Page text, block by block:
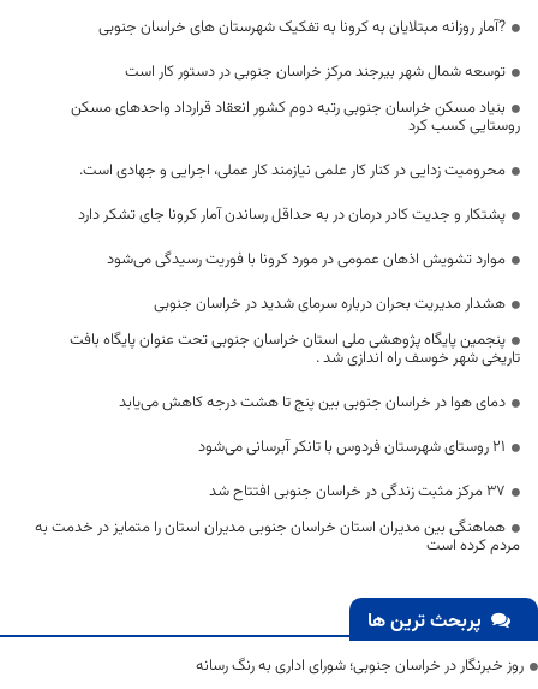
?آمار روزانه مبتلایان به کرونا به تفکیک شهرستان های خراسان جنوبی
توسعه شمال شهر بیرجند مرکز خراسان جنوبی در دستور کار است
بنیاد مسکن خراسان جنوبی رتبه دوم کشور انعقاد قرارداد واحدهای مسکن
روستایی کسب کرد
محرومیت زدایی در کنار کار علمی نیازمند کار عملی، اجرایی و جهادی است.
پشتکار و جدیت کادر درمان در به حداقل رساندن آمار کرونا جای تشکر دارد
موارد تشویش اذهان عمومی در مورد کرونا با فوریت رسیدگی می‌شود
هشدار مدیریت بحران درباره سرمای شدید در خراسان جنوبی
پنجمین پایگاه پژوهشی ملی استان خراسان جنوبی تحت عنوان پایگاه بافت
تاریخی شهر خوسف راه اندازی شد .
دمای هوا در خراسان جنوبی بین پنج تا هشت درجه کاهش می‌یابد
۲۱ روستای شهرستان فردوس با تانکر آبرسانی می‌شود
۳۷ مرکز مثبت زندگی در خراسان جنوبی افتتاح شد
هماهنگی بین مدیران استان خراسان جنوبی مدیران استان را متمایز در خدمت به
مردم کرده است
پربحث ترین ها
روز خبرنگار در خراسان جنوبی؛ شورای اداری به رنگ رسانه